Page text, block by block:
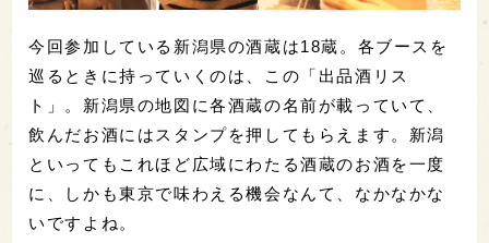
今回参加している新潟県の酒蔵は18蔵。各ブースを
巡るときに持っていくのは、この「出品酒リス
ト」。新潟県の地図に各酒蔵の名前が載っていて、
飲んだお酒にはスタンプを押してもらえます。新潟
といってもこれほど広域にわたる酒蔵のお酒を一度
に、しかも東京で味わえる機会なんて、なかなかな
いですよね。